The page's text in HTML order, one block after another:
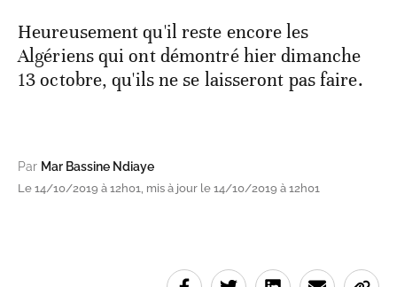
Heureusement qu'il reste encore les
Algériens qui ont démontré hier dimanche
13 octobre, qu'ils ne se laisseront pas faire.
Par Mar Bassine Ndiaye
Le 14/10/2019 à 12h01, mis à jour le 14/10/2019 à 12h01